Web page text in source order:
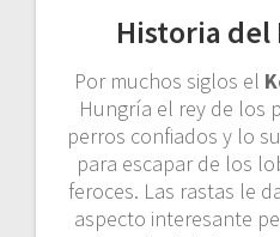
Historia
Por muchos siglos el
Hungría el rey de los
perros confiados y lo
para escapar de los
feroces. Las rastas le
aspecto interesante